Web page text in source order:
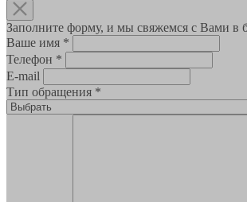
Заполните форму, и мы свяжемся с Вами в
Ваше имя *
Телефон *
E-mail
Тип обращения *